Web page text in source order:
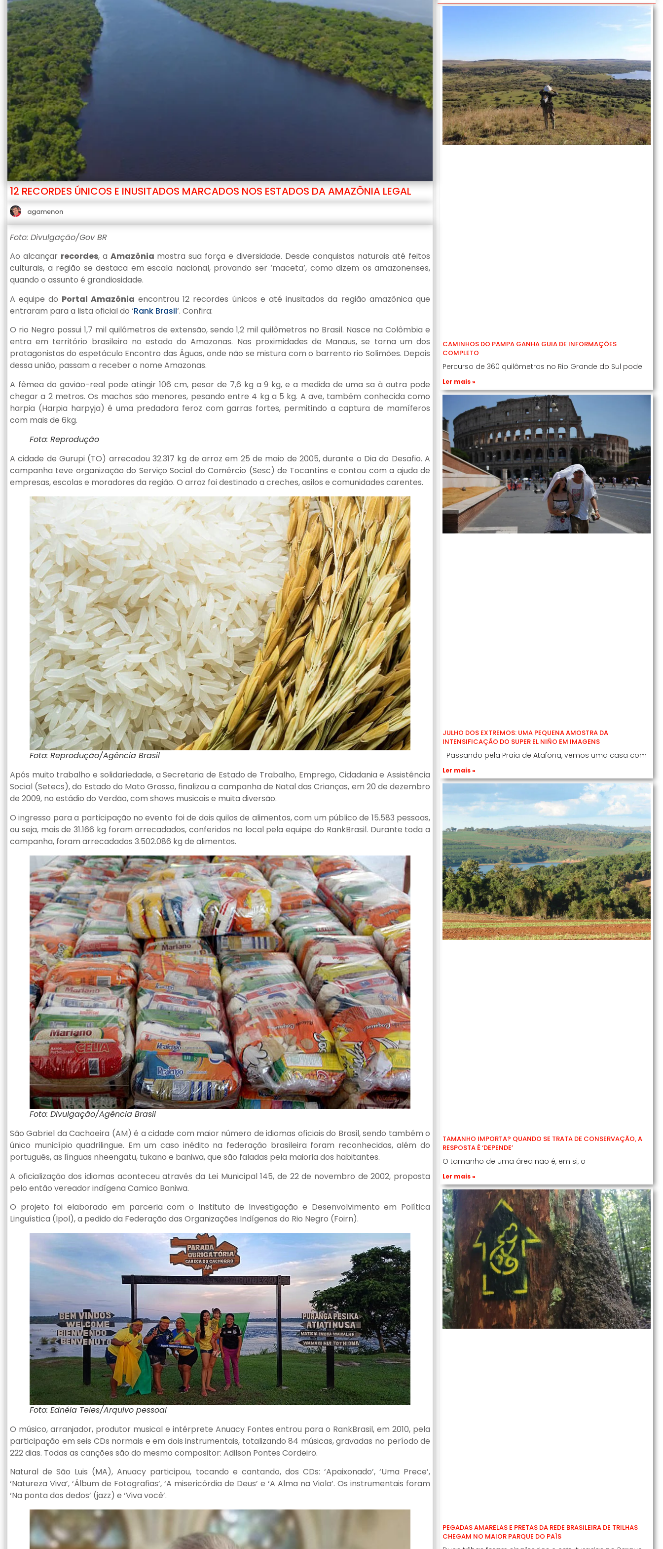
12 RECORDES ÚNICOS E INUSITADOS MARCADOS NOS ESTADOS DA AMAZÔNIA LEGAL
agamenon
Foto: Divulgação/Gov BR
Ao alcançar recordes, aAmazônia mostra sua força e diversidade. Desde conquistas naturais até feitos
culturais, a região se destaca em escala nacional, provando ser ‘maceta’, como dizem os amazonenses,
quando o assunto é grandiosidade.
A equipe do Portal Amazônia encontrou 12 recordes únicos e até inusitados da região amazônica que
entraram para a lista oficial do ‘Rank Brasil‘. Confira:
O rio Negro possui 1,7 mil quilômetros de extensão, sendo 1,2 mil quilômetros no Brasil. Nasce na Colômbia e
entra em território brasileiro no estado do Amazonas. Nas proximidades de Manaus, se torna um dos
protagonistas do espetáculo Encontro das Águas, onde não se mistura com o barrento rio Solimões. Depois
dessa união, passam a receber o nome Amazonas.
A fêmea do gavião-real pode atingir 106 cm, pesar de 7,6 kg a 9 kg, e a medida de uma sa à outra pode
chegar a 2 metros. Os machos são menores, pesando entre 4 kg a 5 kg. A ave, também conhecida como
harpia (Harpia harpyja) é uma predadora feroz com garras fortes, permitindo a captura de mamíferos
com mais de 6kg.
Foto: Reprodução
A cidade de Gurupi (TO) arrecadou 32.317 kg de arroz em 25 de maio de 2005, durante o Dia do Desafio. A
campanha teve organização do Serviço Social do Comércio (Sesc) de Tocantins e contou com a ajuda de
empresas, escolas e moradores da região. O arroz foi destinado a creches, asilos e comunidades carentes.
Foto: Reprodução/Agência Brasil
Após muito trabalho e solidariedade, a Secretaria de Estado de Trabalho, Emprego, Cidadania e Assistência
Social (Setecs), do Estado do Mato Grosso, finalizou a campanha de Natal das Crianças, em 20 de dezembro
de 2009, no estádio do Verdão, com shows musicais e muita diversão.
O ingresso para a participação no evento foi de dois quilos de alimentos, com um público de 15.583 pessoas,
ou seja, mais de 31.166 kg foram arrecadados, conferidos no local pela equipe do RankBrasil. Durante toda a
campanha, foram arrecadados 3.502.086 kg de alimentos.
Foto: Divulgação/Agência Brasil
São Gabriel da Cachoeira (AM) é a cidade com maior número de idiomas oficiais do Brasil, sendo também o
único município quadrilingue. Em um caso inédito na federação brasileira foram reconhecidas, além do
português, as línguas nheengatu, tukano e baniwa, que são faladas pela maioria dos habitantes.
A oficialização dos idiomas aconteceu através da Lei Municipal 145, de 22 de novembro de 2002, proposta
pelo então vereador indígena Camico Baniwa.
O projeto foi elaborado em parceria com o Instituto de Investigação e Desenvolvimento em Política
Linguística (Ipol), a pedido da Federação das Organizações Indígenas do Rio Negro (Foirn).
Foto: Ednéia Teles/Arquivo pessoal
O músico, arranjador, produtor musical e intérprete Anuacy Fontes entrou para o RankBrasil, em 2010, pela
participação em seis CDs normais e em dois instrumentais, totalizando 84 músicas, gravadas no período de
222 dias. Todas as canções são do mesmo compositor: Adilson Pontes Cordeiro.
Natural de São Luis (MA), Anuacy participou, tocando e cantando, dos CDs: ‘Apaixonado’, ‘Uma Prece’,
‘Natureza Viva’, ‘Álbum de Fotografias’, ‘A misericórdia de Deus’ e ‘A Alma na Viola’. Os instrumentais foram
‘Na ponta dos dedos’ (jazz) e ‘Viva você’.
CAMINHOS DO PAMPA GANHA GUIA DE INFORMAÇÕES
COMPLETO
Percurso de 360 quilômetros no Rio Grande do Sul pode
Ler mais »
JULHO DOS EXTREMOS: UMA PEQUENA AMOSTRA DA
INTENSIFICAÇÃO DO SUPER EL NIÑO EM IMAGENS
Passando pela Praia de Atafona, vemos uma casa com
Ler mais »
TAMANHO IMPORTA? QUANDO SE TRATA DE CONSERVAÇÃO, A
RESPOSTA É ‘DEPENDE’
O tamanho de uma área não é, em si, o
Ler mais »
PEGADAS AMARELAS E PRETAS DA REDE BRASILEIRA DE TRILHAS
CHEGAM NO MAIOR PARQUE DO PAÍS